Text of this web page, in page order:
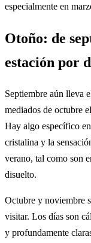
especialmente en
Otoño: de
estación por
Septiembre aún lleva
mediados de octubre
Hay algo específico
cristalina y la
verano, tal como son
disuelto.
Octubre y noviembre
visitar. Los días son
y profundamente